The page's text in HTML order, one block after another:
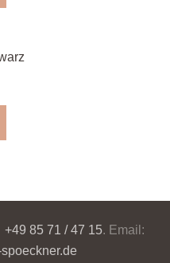
+49 85 71 / 47 15. Email: